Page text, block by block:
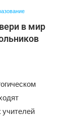
в мир